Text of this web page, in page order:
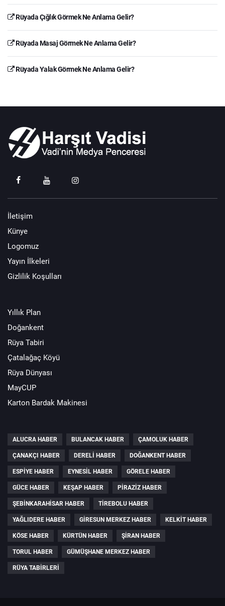
Rüyada Çığlık Görmek Ne Anlama Gelir?
Rüyada Masaj Görmek Ne Anlama Gelir?
Rüyada Yalak Görmek Ne Anlama Gelir?
İletişim
Künye
Logomuz
Yayın İlkeleri
Gizlilik Koşulları
Yıllık Plan
Doğankent
Rüya Tabiri
Çatalağaç Köyü
Rüya Dünyası
MayCUP
Karton Bardak Makinesi
ALUCRA HABER BULANCAK HABER ÇAMOLUK HABER
ÇANAKÇI HABER DERELI HABER DOĞANKENT HABER
ESPIYE HABER EYNESIL HABER GÖRELE HABER
GÜCE HABER KEŞAP HABER PIRAZIZ HABER
ŞEBINKARAHISAR HABER TIREBOLU HABER
YAĞLIDERE HABER GIRESUN MERKEZ HABER KELKIT HABER
KÖSE HABER KÜRTÜN HABER ŞIRAN HABER
TORUL HABER GÜMÜŞHANE MERKEZ HABER
RÜYA TABIRLERI